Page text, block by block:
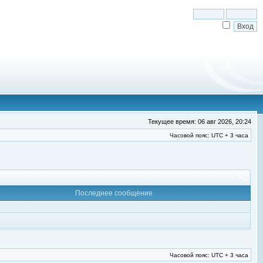
Текущее время: 06 авг 2026, 20:24
Часовой пояс: UTC + 3 часа
Последнее сообщение
Часовой пояс: UTC + 3 часа